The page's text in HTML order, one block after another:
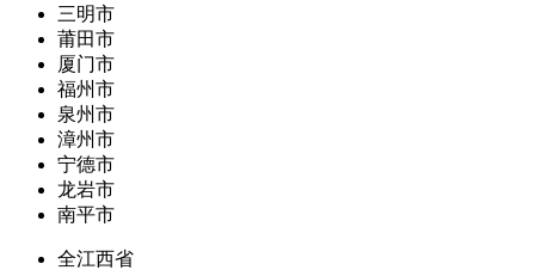
三明市
莆田市
厦门市
福州市
泉州市
漳州市
宁德市
龙岩市
南平市
全江西省